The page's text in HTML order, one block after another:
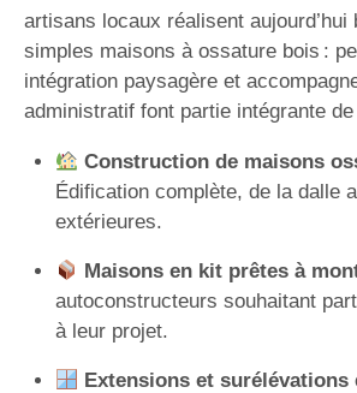
artisans locaux réalisent aujourd’hui
simples maisons à ossature bois :
intégration paysagère et
administratif font partie intégrante
Construction de maisons
Édification complète, de la dalle
extérieures.
Maisons en kit prêtes à
autoconstructeurs souhaitant
à leur projet.
Extensions et surélévations